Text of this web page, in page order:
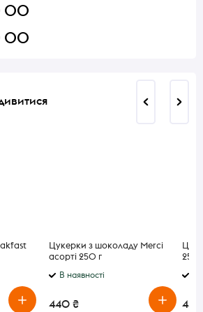
00
00
Цукерки з шоколаду Merci
асорті 250 г
В наявності
440 ₴
250